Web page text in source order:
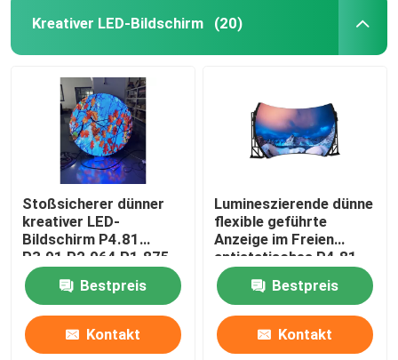
Kreativer LED-Bildschirm (20)
Stoßsicherer dünner
kreativer LED-
Bildschirm P4.81
P3.91 P2.064 P1.875
Bestpreis
Kontakt
Lumineszierende dünne
flexible geführte
Anzeige im Freien
antistatisches P4.81
Bestpreis
Kontakt